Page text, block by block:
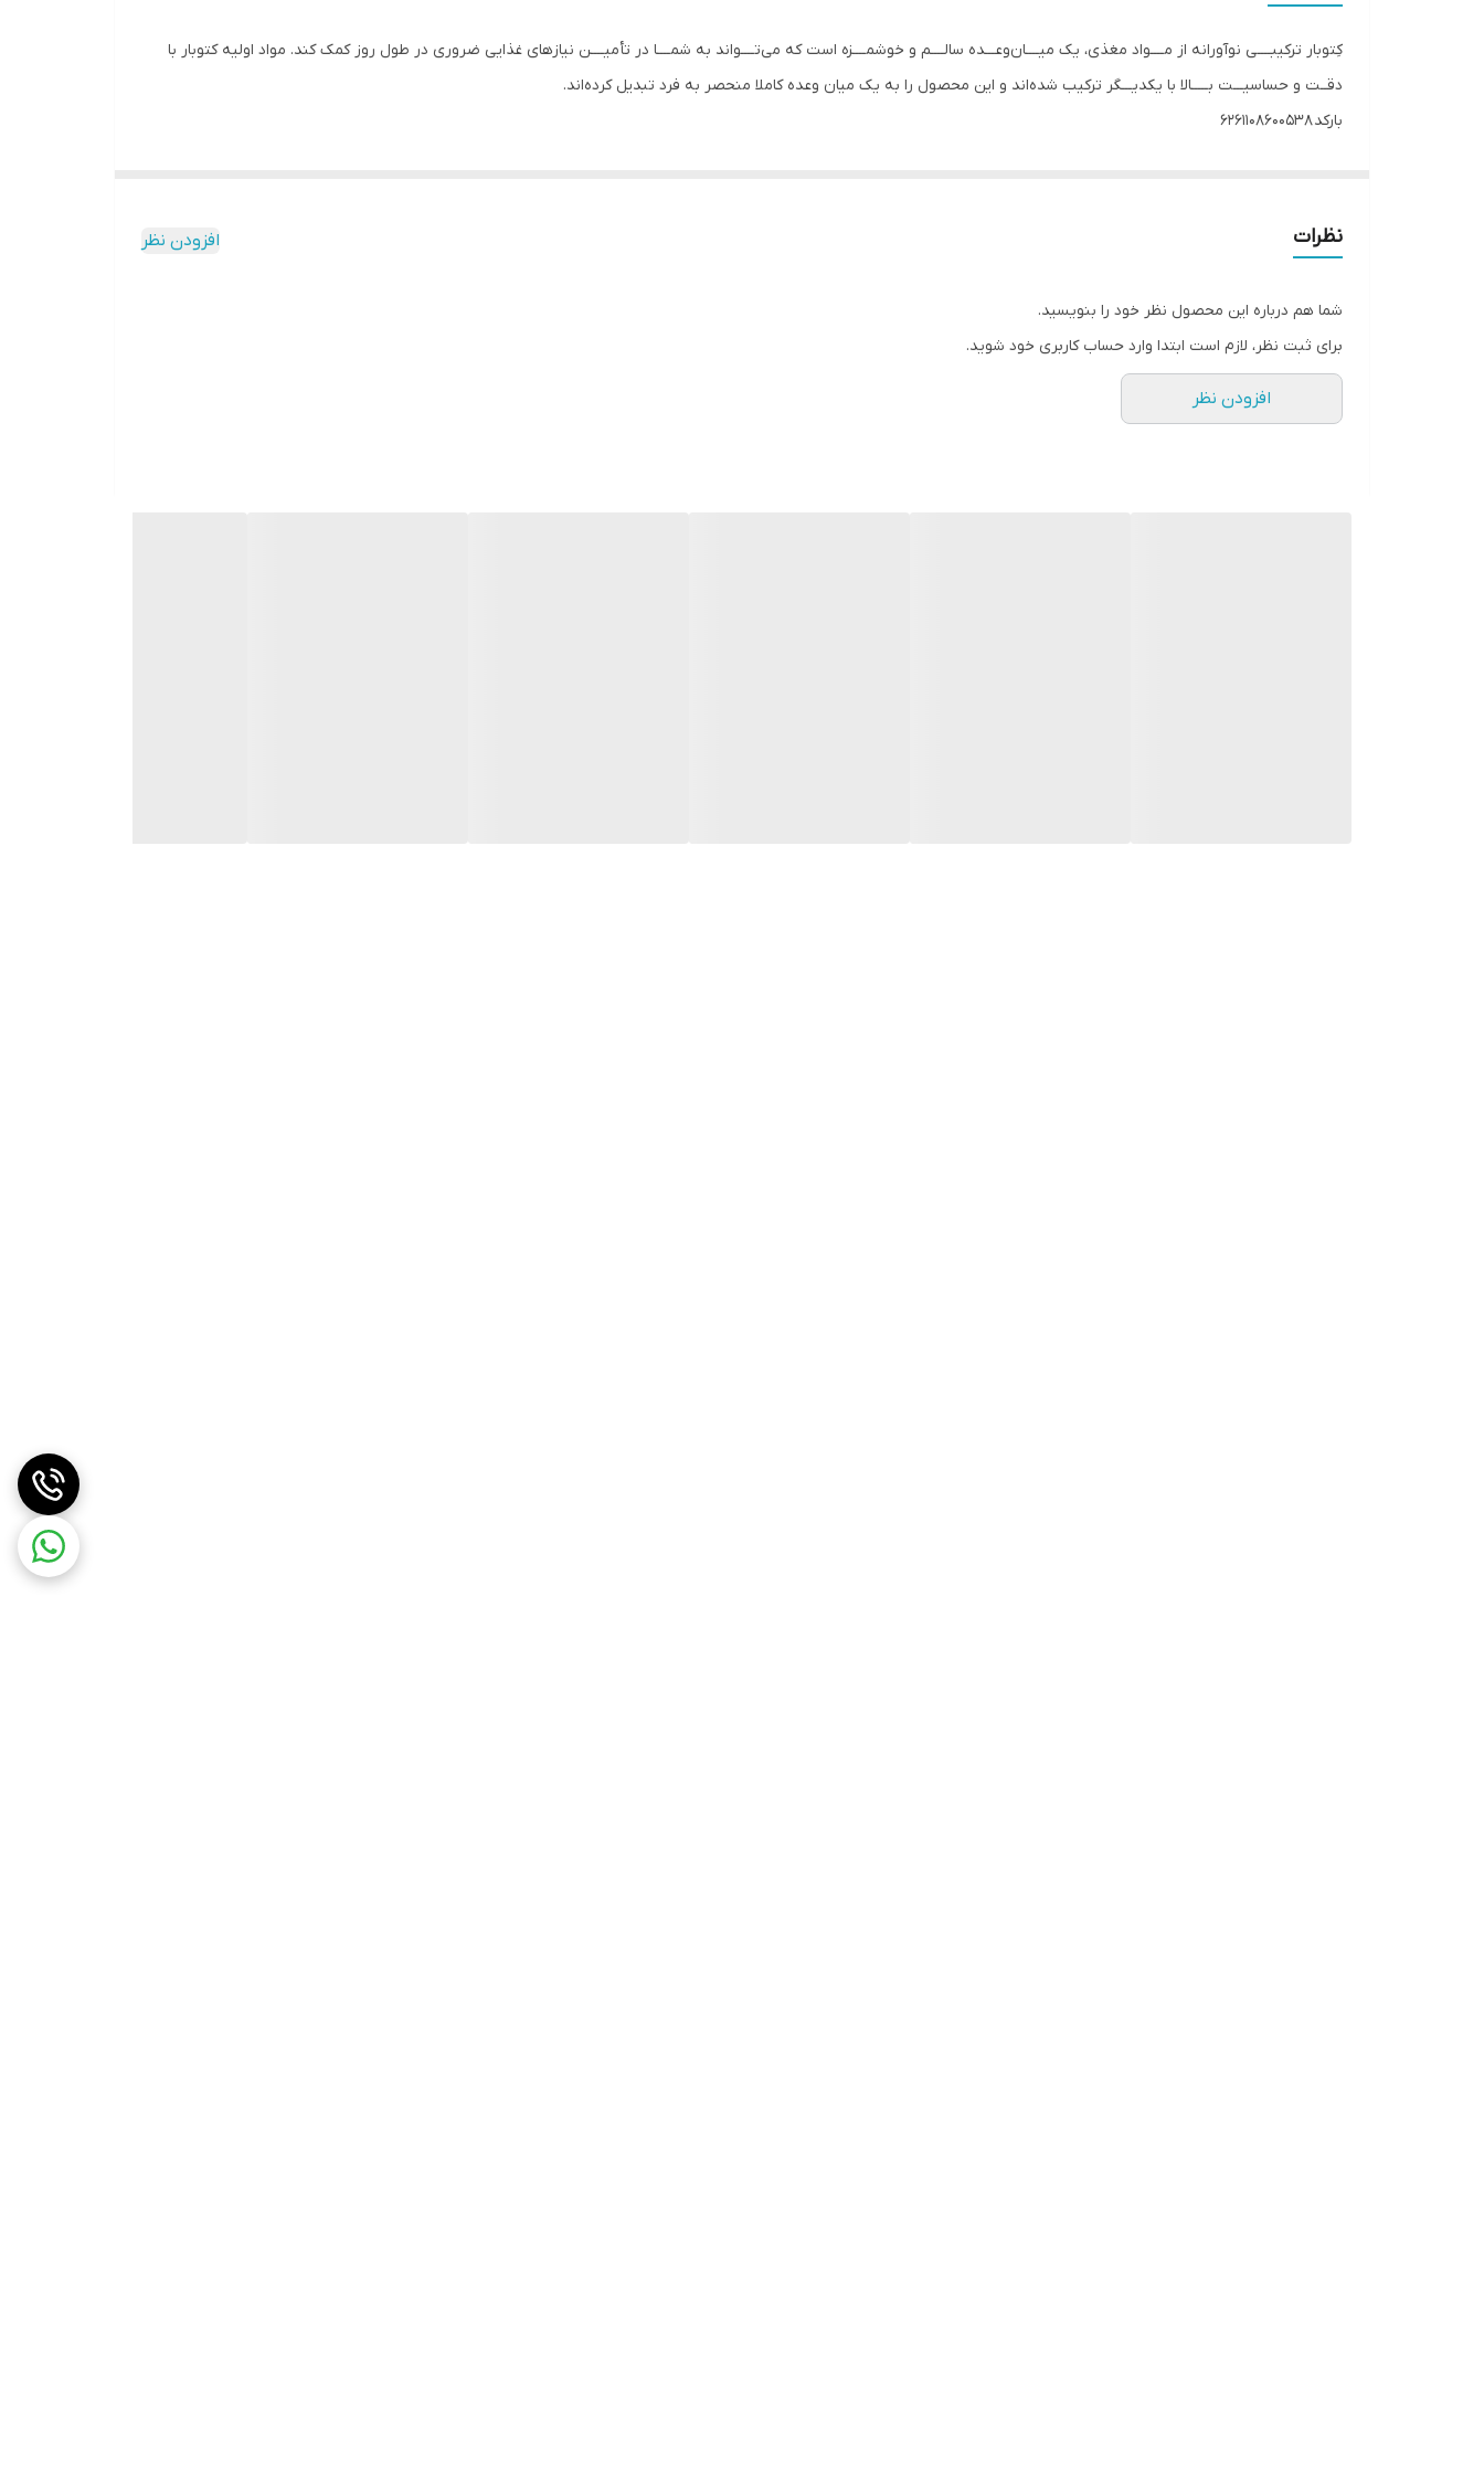
کِتوبار ترکیبــــی نوآورانه از مــــواد مغذی، یک میــــان‌وعـــده سالــــم و خوشمــــزه است که می‌تــــواند به شمــــا در تأمیــــن نیازهای غذایی ضروری در طول روز کمک کند. مواد اولیه کتوبار با
دقــت و حساسیـــت بـــــالا با یکدیـــگر ترکیب شده‌اند و این محصول را به یک میان وعده کاملا منحصر به فرد تبدیل کرده‌اند.
بارکد 6261108600538
پروتئین‌ بارها به عنوان یکی از محصولات پرطرفدار در بازار تغذیه شناخته می‌شوند که نه تنها برای تأمین انرژی، بلکه برای افزایش قدرت عضلات نیز اثربخش می‌باشند. فرمولاسیون‌های
پیشرفته این محصولات شامل پروتئین، کربوهیدرات، مواد معدنی و ویتامینی هستند که به بهبود قابلیت‌های ورزشی شما کمک می‌کنند.
عسل برای افزودن شیرینی طبیعی به محصول، کره بادام زمینی به عنوان یک منبع پروتئین و چربی سالم، اینورت ساکاروز برای تعادل قند خون و افزایش انرژی، چای سبز به عنوان یک آنتی
نظرات افزودن نظر
شما هم درباره این محصول نظر خود را بنویسید.
برای ثبت نظر، لازم است ابتدا وارد حساب کاربری خود شوید.
افزودن نظر